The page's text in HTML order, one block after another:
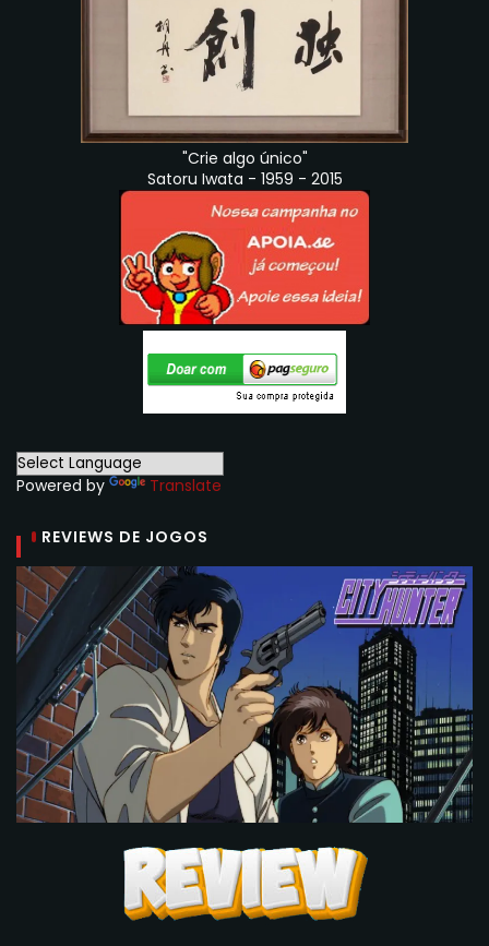
"Crie algo único"
Satoru Iwata - 1959 - 2015
Powered by Translate
REVIEWS DE JOGOS